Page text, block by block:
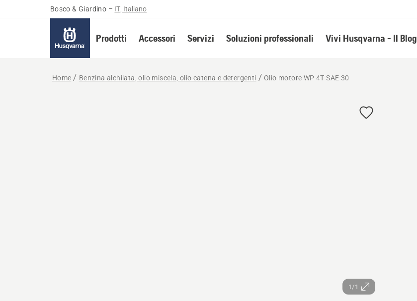
Bosco & Giardino – IT, Italiano
Prodotti Accessori Servizi Soluzioni professionali Vivi Husqvarna - Il Blog
Home Benzina alchilata, olio miscela, olio catena e detergenti Olio motore WP 4T SAE 30
1/1